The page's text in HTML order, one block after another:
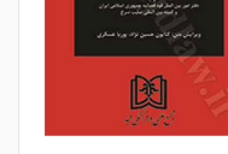
مشاهده و خرید